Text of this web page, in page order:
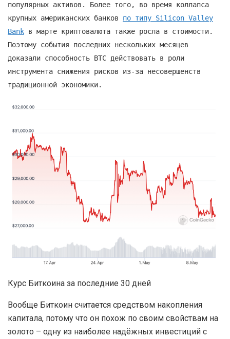
популярных активов. Более того, во время коллапса
крупных американских банков по типу Silicon Valley
Bank в марте криптовалюта также росла в стоимости.
Поэтому события последних нескольких месяцев
доказали способность BTC действовать в роли
инструмента снижения рисков из-за несовершенств
традиционной экономики.
Курс Биткоина за последние 30 дней
Вообще Биткоин считается средством накопления
капитала, потому что он похож по своим свойствам на
золото – одну из наиболее надёжных инвестиций с